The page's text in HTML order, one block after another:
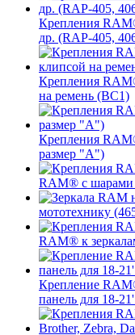
Крепления
др. (RAP-405,
Крепления
на ремень (BC1)
Крепления
размер "A")
RAM® с
мототехнику
RAM® к
Крепление
панель для 18-